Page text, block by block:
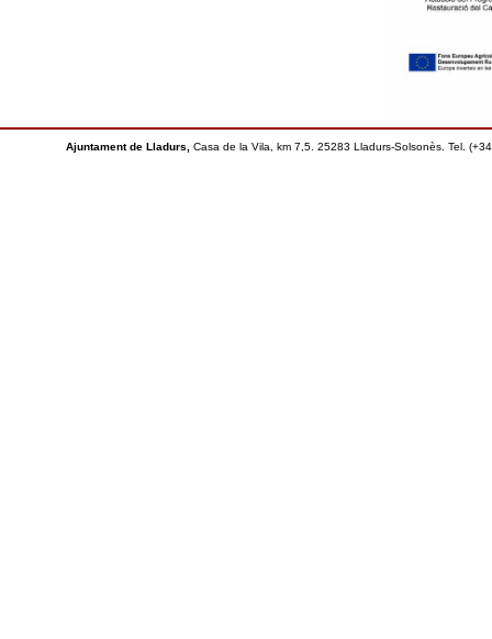
Ajuntament de Lladurs, Casa de la Vila, km 7,5. 25283 Lladurs-Solsonès. Tel.